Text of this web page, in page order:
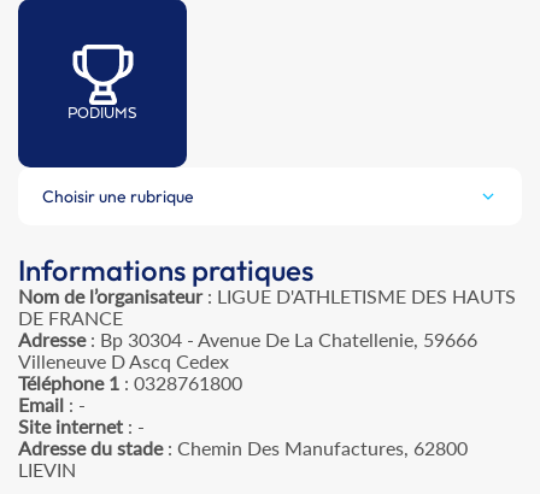
PODIUMS
Choisir une rubrique
Informations pratiques
Nom de l’organisateur: LIGUE D'ATHLETISME DES HAUTS
DE FRANCE
Adresse: Bp 30304 - Avenue De La Chatellenie, 59666
Villeneuve D Ascq Cedex
Téléphone 1 : 0328761800
Email : -
Site internet : -
Adresse du stade: Chemin Des Manufactures, 62800
LIEVIN